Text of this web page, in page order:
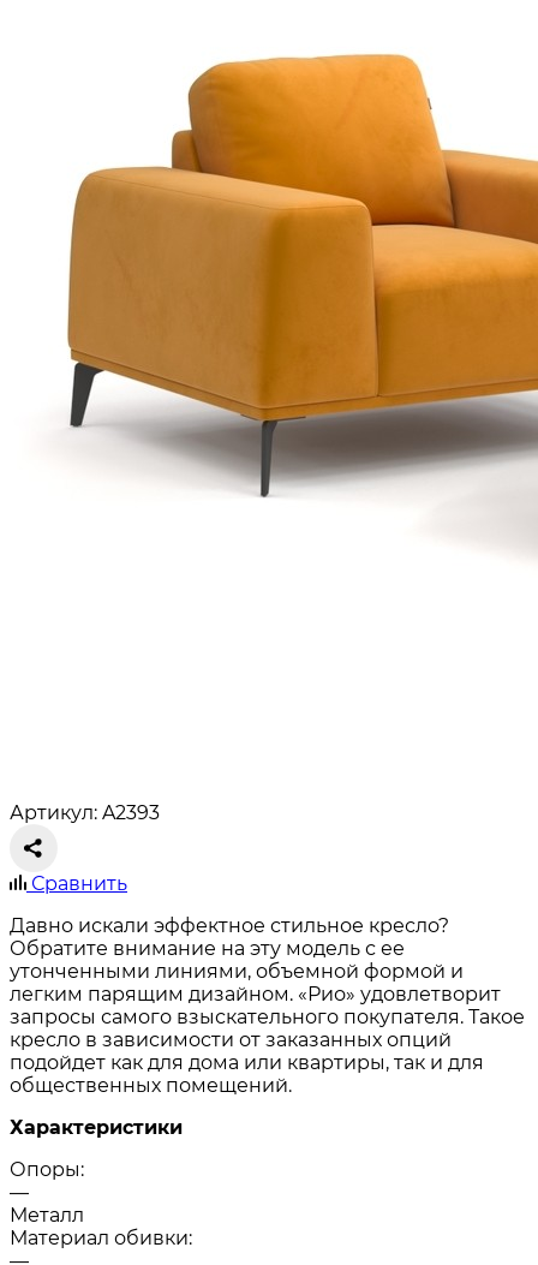
Артикул: A2393
Сравнить
Давно искали эффектное стильное кресло?
Обратите внимание на эту модель с ее
утонченными линиями, объемной формой и
легким парящим дизайном. «Рио» удовлетворит
запросы самого взыскательного покупателя. Такое
кресло в зависимости от заказанных опций
подойдет как для дома или квартиры, так и для
общественных помещений.
Характеристики
Опоры:
—
Металл
Материал обивки: